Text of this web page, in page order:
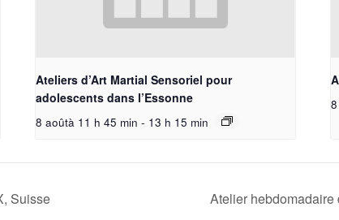
Ateliers d’Art Martial Sensoriel pour
adolescents dans l’Essonne
8 aoûtà 11 h 45 min - 13 h 15 min
Suisse Atelier